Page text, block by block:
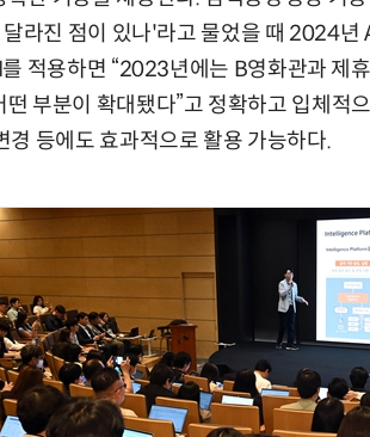
라진 점이 있나'라고 물었을 때 2024
적용하면 “2023년에는 B영화관과 제
떤 부분이 확대됐다”고 정확하고 입체적
경 등에도 효과적으로 활용 가능하다.